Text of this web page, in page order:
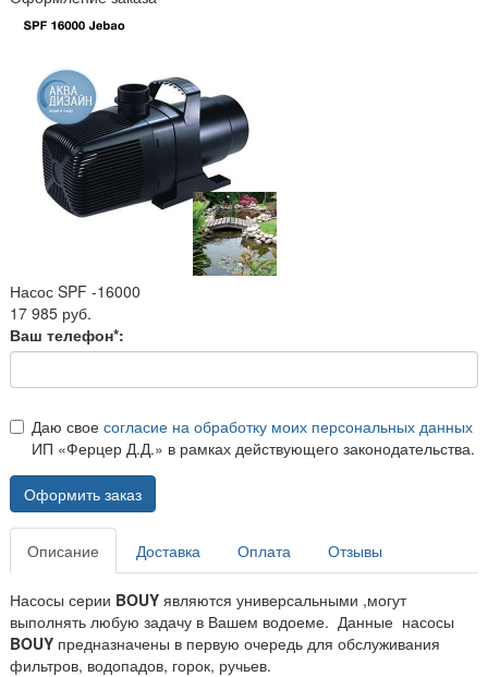
Насос SPF -16000
17 985 руб.
Ваш телефон*:
Даю свое согласие на обработку моих персональных данных
ИП «Ферцер Д.Д.» в рамках действующего законодательства.
Оформить заказ
Описание Доставка Оплата Отзывы
Насосы серии BOUY являются универсальными ,могут
выполнять любую задачу в Вашем водоеме. Данные насосы
BOUY предназначены в первую очередь для обслуживания
фильтров, водопадов, горок, ручьев.